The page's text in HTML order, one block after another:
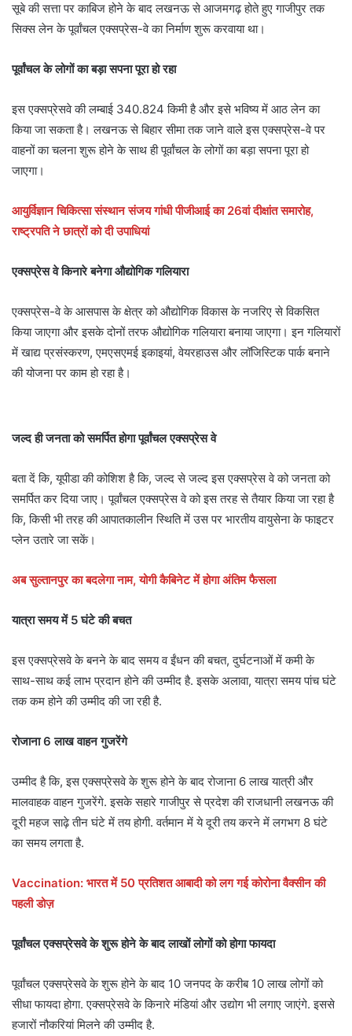
सूबे की सत्ता पर काबिज होने के बाद लखनऊ से आजमगढ़ होते हुए गाजीपुर तक
सिक्स लेन के पूर्वांचल एक्सप्रेस-वे का निर्माण शुरू करवाया था।
पूर्वांचल के लोगों का बड़ा सपना पूरा हो रहा
इस एक्सप्रेसवे की लम्बाई 340.824 किमी है और इसे भविष्य में आठ लेन का
किया जा सकता है। लखनऊ से बिहार सीमा तक जाने वाले इस एक्सप्रेस-वे पर
वाहनों का चलना शुरू होने के साथ ही पूर्वांचल के लोगों का बड़ा सपना पूरा हो
जाएगा।
आयुर्विज्ञान चिकित्सा संस्थान संजय गांधी पीजीआई का 26वां दीक्षांत समारोह,
राष्ट्रपति ने छात्रों को दी उपाधियां
एक्‍सप्रेस वे किनारे बनेगा औद्योगिक गलियारा
एक्‍सप्रेस-वे के आसपास के क्षेत्र को औद्योगिक विकास के नजरिए से विकसित
किया जाएगा और इसके दोनों तरफ औद्योगिक गलियारा बनाया जाएगा। इन गलियारों
में खाद्य प्रसंस्‍करण, एमएसएमई इकाइयां, वेयरहाउस और लॉजिस्टिक पार्क बनाने
की योजना पर काम हो रहा है।
जल्द ही जनता को समर्पित होगा पूर्वांचल एक्सप्रेस वे
बता दें कि, यूपीडा की कोशिश है कि, जल्‍द से जल्‍द इस एक्‍सप्रेस वे को जनता को
समर्पित कर दिया जाए। पूर्वांचल एक्‍सप्रेस वे को इस तरह से तैयार किया जा रहा है
कि, किसी भी तरह की आपातकालीन स्थिति में उस पर भारतीय वायुसेना के फाइटर
प्‍लेन उतारे जा सकें।
अब सुल्तानपुर का बदलेगा नाम, योगी कैबिनेट में होगा अंतिम फैसला
यात्रा समय में 5 घंटे की बचत
इस एक्सप्रेसवे के बनने के बाद समय व ईंधन की बचत, दुर्घटनाओं में कमी के
साथ-साथ कई लाभ प्रदान होने की उम्मीद है. इसके अलावा, यात्रा समय पांच घंटे
तक कम होने की उम्मीद की जा रही है.
रोजाना 6 लाख वाहन गुजरेंगे
उम्मीद है कि, इस एक्सप्रेसवे के शुरू होने के बाद रोजाना 6 लाख यात्री और
मालवाहक वाहन गुजरेंगे. इसके सहारे गाजीपुर से प्रदेश की राजधानी लखनऊ की
दूरी महज साढ़े तीन घंटे में तय होगी. वर्तमान में ये दूरी तय करने में लगभग 8 घंटे
का समय लगता है.
Vaccination: भारत में 50 प्रतिशत आबादी को लग गई कोरोना वैक्सीन की
पहली डोज़
पूर्वांचल एक्सप्रेसवे के शुरू होने के बाद लाखों लोगों को होगा फायदा
पूर्वांचल एक्सप्रेसवे के शुरू होने के बाद 10 जनपद के करीब 10 लाख लोगों को
सीधा फायदा होगा. एक्सप्रेसवे के किनारे मंडियां और उद्योग भी लगाए जाएंगे. इससे
हजारों नौकरियां मिलने की उम्मीद है.